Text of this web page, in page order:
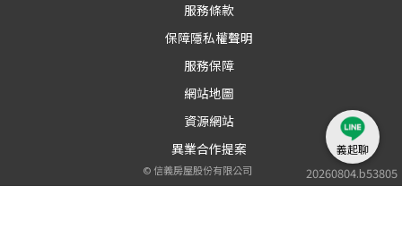
20260804.b53805
服務條款
保障隱私權聲明
服務保障
網站地圖
資源網站
異業合作提案
©信義房屋股份有限公司
義起聊